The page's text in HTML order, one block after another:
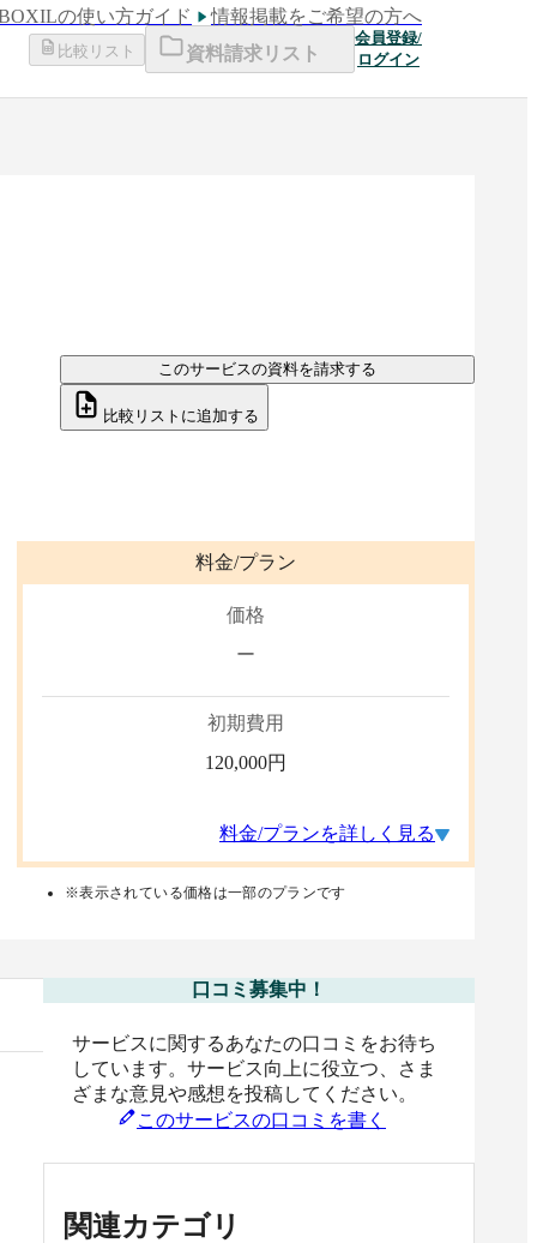
の使い方ガイド
情報掲載をご希望の方へ
比較リスト 資料請求リスト
会員登録/
ログイン
このサービスの資料を請求する
比較リストに追加する
料金/プラン
価格
ー
初期費用
120,000円
料金/プランを詳しく見る
※表示されている価格は一部のプランです
口コミ募集中！
サービスに関するあなたの口コミをお待ち
しています。サービス向上に役立つ、さま
ざまな意見や感想を投稿してください。
このサービスの口コミを書く
関連カテゴリ